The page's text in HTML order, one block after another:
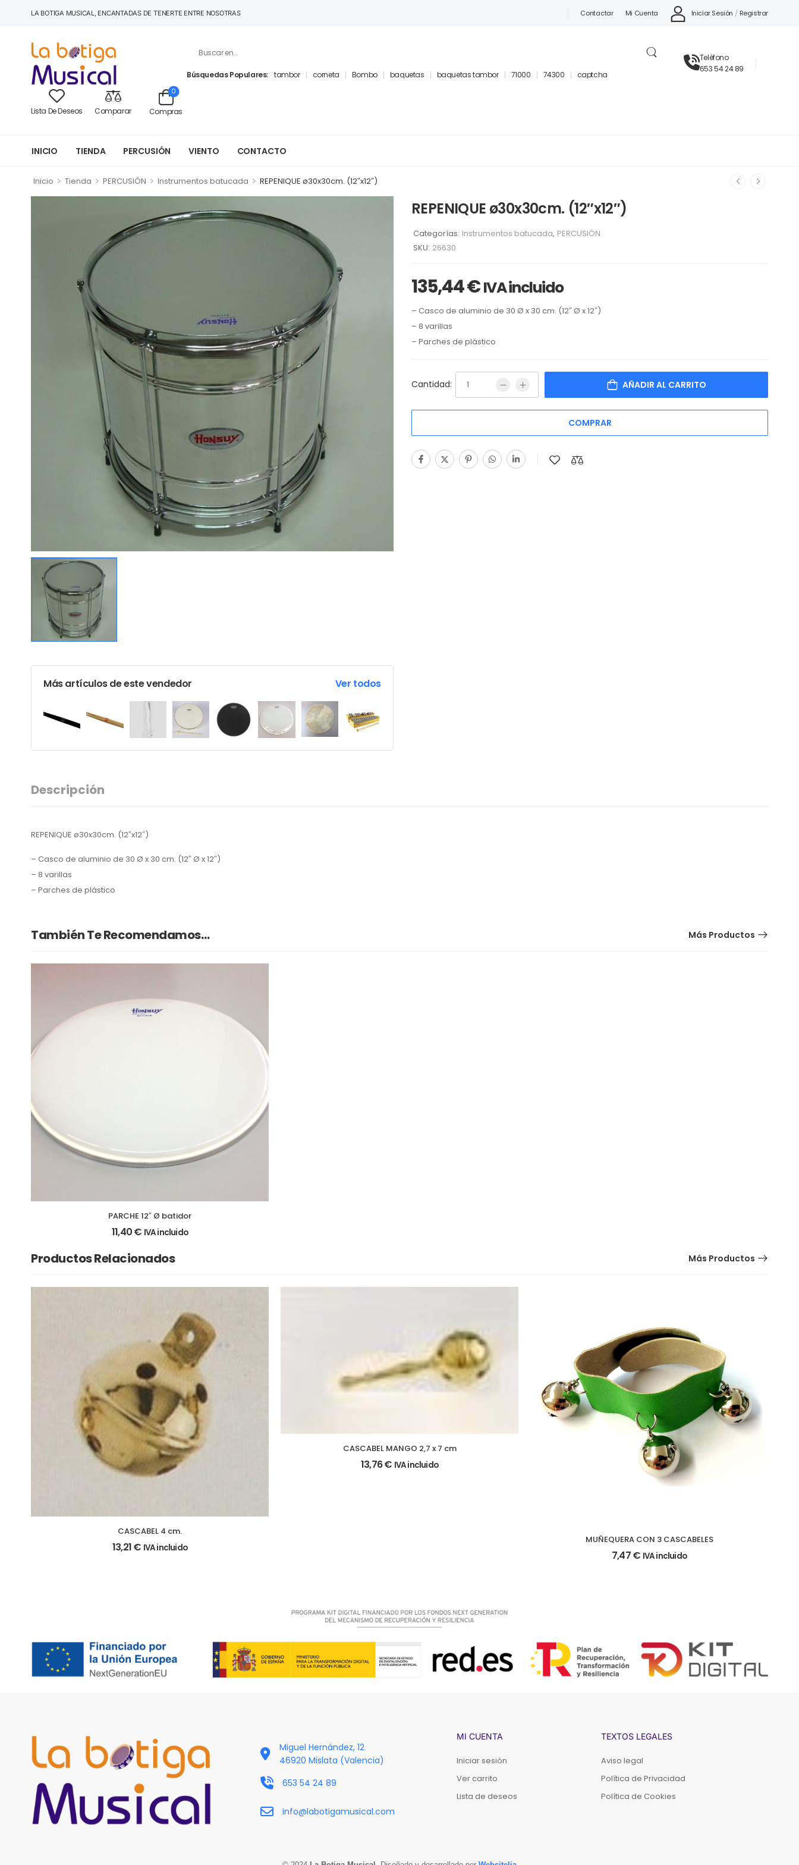
LA BOTIGA MUSICAL, ENCANTADAS DE TENERTE ENTRE NOSOTRAS Contactar Mi Cuenta Iniciar Sesión / Registrar
Búsquedas Populares: tambor corneta Bombo baquetas baquetas tambor 71000 74300 captcha
Teléfono
653 54 24 89
Lista De Deseos Comparar Compras
0
INICIO TIENDA PERCUSIÓN VIENTO CONTACTO
Inicio > Tienda > PERCUSIÓN > Instrumentos batucada > REPENIQUE ø30x30cm. (12″x12″)
Más artículos de este vendedor Ver todos
REPENIQUE ø30x30cm. (12″x12″)
Categorías: Instrumentos batucada, PERCUSIÓN
SKU: 26630
135,44€ IVA incluido
– Casco de aluminio de 30 Ø x 30 cm. (12″ Ø x 12″)
– 8 varillas
– Parches de plástico
Cantidad: AÑADIR AL CARRITO
COMPRAR
Descripción
REPENIQUE ø30x30cm. (12″x12″)
– Casco de aluminio de 30 Ø x 30 cm. (12″ Ø x 12″)
– 8 varillas
– Parches de plástico
También Te Recomendamos… Más Productos
PARCHE 12″ Ø batidor
11,40€ IVA incluido
Productos Relacionados Más Productos
CASCABEL 4 cm.
13,21€ IVA incluido
CASCABEL MANGO 2,7 x 7 cm
13,76€ IVA incluido
MUÑEQUERA CON 3 CASCABELES
7,47€ IVA incluido
Miguel Hernández, 12
46920 Mislata (Valencia)
653 54 24 89
info@labotigamusical.com
MI CUENTA
Iniciar sesión
Ver carrito
Lista de deseos
TEXTOS LEGALES
Aviso legal
Política de Privacidad
Política de Cookies